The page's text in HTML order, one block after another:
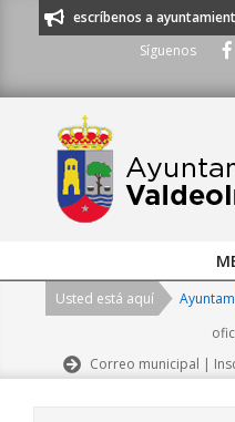
escríbenos a
Síguenos
Navigation
Usted está aquí
Correo municipal |